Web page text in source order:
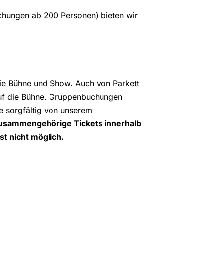
ab 200 Personen) bieten wir
Bühne und Show. Auch von Parkett
die Bühne. Gruppenbuchungen
sorgfältig von unserem
Tickets innerhalb
nicht möglich.